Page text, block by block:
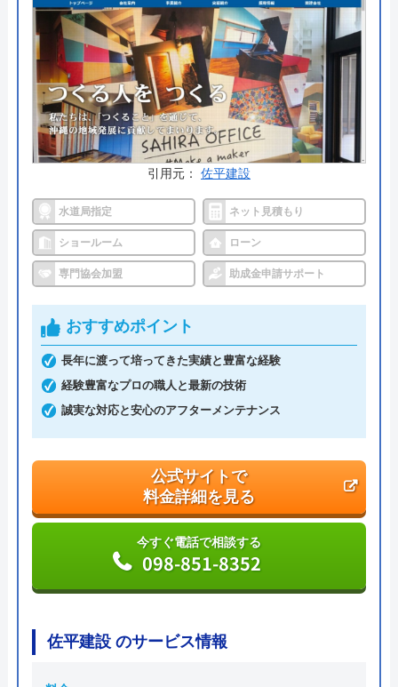
あれば気軽に相談して見てはいかがでしょうか。
公式サイトで
料金詳細を見る
今すぐ電話で相談する
0120-952-843
受付時間： 9:00〜18:00
株式会社四季彩ペイント の基本情報
運営会社 株式会社 四季彩ペイント
代表者 島袋篤
創業・設立
本社所在地
〒901-0152
引用元： 佐平建設
水道局指定 ネット見積もり
ショールーム ローン
専門協会加盟 助成金申請サポート
おすすめポイント
長年に渡って培ってきた実績と豊富な経験
経験豊富なプロの職人と最新の技術
誠実な対応と安心のアフターメンテナンス
公式サイトで
料金詳細を見る
今すぐ電話で相談する
098-851-8352
佐平建設 のサービス情報